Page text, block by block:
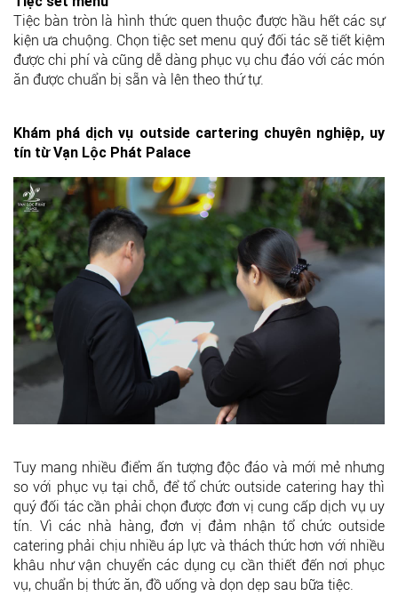
Tiệc bàn tròn là hình thức quen thuộc được hầu hết các sự
kiện ưa chuộng. Chọn tiệc set menu quý đối tác sẽ tiết kiệm
được chi phí và cũng dễ dàng phục vụ chu đáo với các món
ăn được chuẩn bị sẵn và lên theo thứ tự.
Khám phá dịch vụ outside cartering chuyên nghiệp, uy
tín từ Vạn Lộc Phát Palace
Tuy mang nhiều điểm ấn tượng độc đáo và mới mẻ nhưng
so với phục vụ tại chỗ, để tổ chức outside catering hay thì
quý đối tác cần phải chọn được đơn vị cung cấp dịch vụ uy
tín. Vì các nhà hàng, đơn vị đảm nhận tổ chức outside
catering phải chịu nhiều áp lực và thách thức hơn với nhiều
khâu như vận chuyển các dụng cụ cần thiết đến nơi phục
vụ, chuẩn bị thức ăn, đồ uống và dọn dẹp sau bữa tiệc.